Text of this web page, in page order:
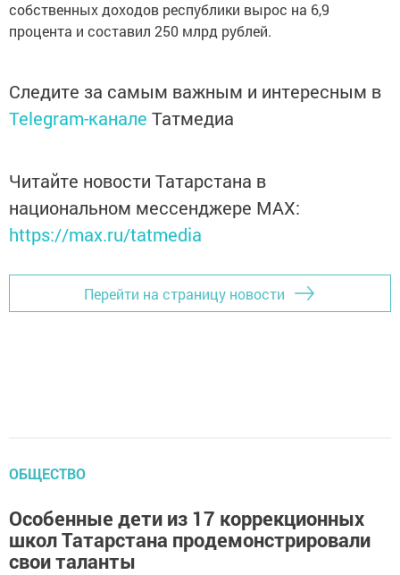
собственных доходов республики вырос на 6,9
процента и составил 250 млрд рублей.
Следите за самым важным и интересным в
Telegram-канале Татмедиа
Читайте новости Татарстана в
национальном мессенджере MАХ:
https://max.ru/tatmedia
Перейти на страницу новости
ОБЩЕСТВО
Особенные дети из 17 коррекционных
школ Татарстана продемонстрировали
свои таланты